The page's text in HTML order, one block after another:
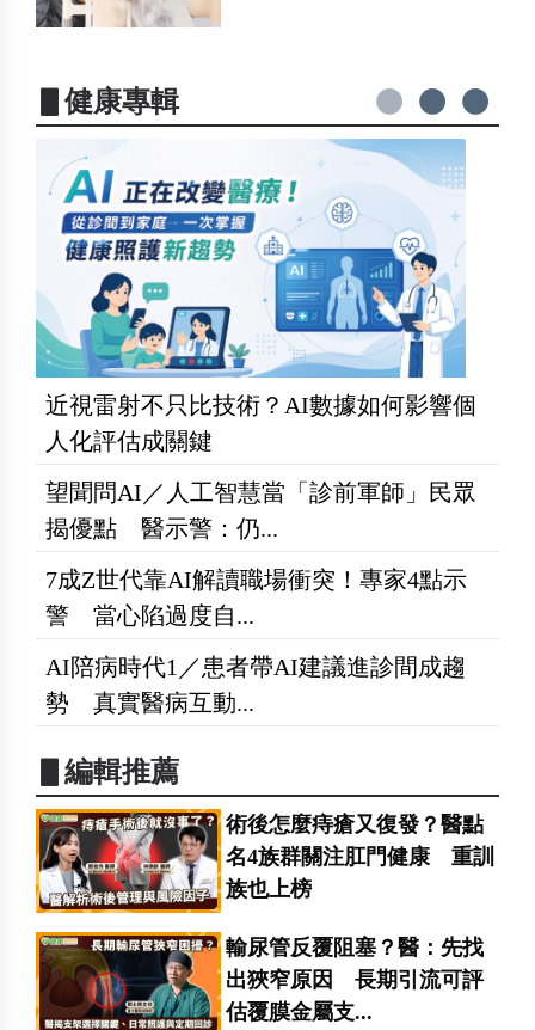
▋健康專輯
近視雷射不只比技術？AI數據如何影響個
人化評估成關鍵
望聞問AI／人工智慧當「診前軍師」民眾
揭優點 醫示警：仍...
7成Z世代靠AI解讀職場衝突！專家4點示
警 當心陷過度自...
AI陪病時代1／患者帶AI建議進診間成趨
勢 真實醫病互動...
▋編輯推薦
術後怎麼痔瘡又復發？醫點
名4族群關注肛門健康 重訓
族也上榜
輸尿管反覆阻塞？醫：先找
出狹窄原因 長期引流可評
估覆膜金屬支...